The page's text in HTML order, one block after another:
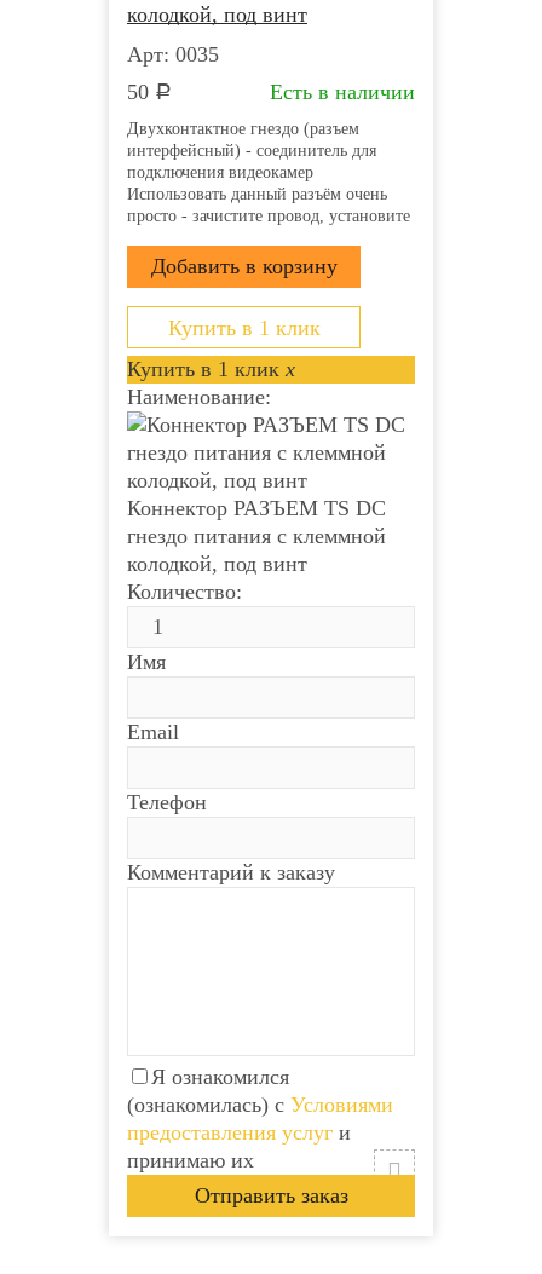
колодкой, под винт
Арт: 0035
50 Р Есть в наличии
Двухконтактное гнездо (разъем
интерфейсный) - соединитель для
подключения видеокамер
Использовать данный разъём очень
просто - зачистите провод, установите
Клеммная колодка надёжно
зафиксирует проводник и обеспечит
прекрасный контакт. Монтаж
возможно осуществлять с...
Купить в 1 клик
Купить в 1 клик x
Наименование:
Коннектор РАЗЪЕМ TS DC
гнездо питания с клеммной
колодкой, под винт
Количество:
Имя
Email
Телефон
Комментарий к заказу
Я ознакомился
(ознакомилась) с Условиями
предоставления услуг и
принимаю их